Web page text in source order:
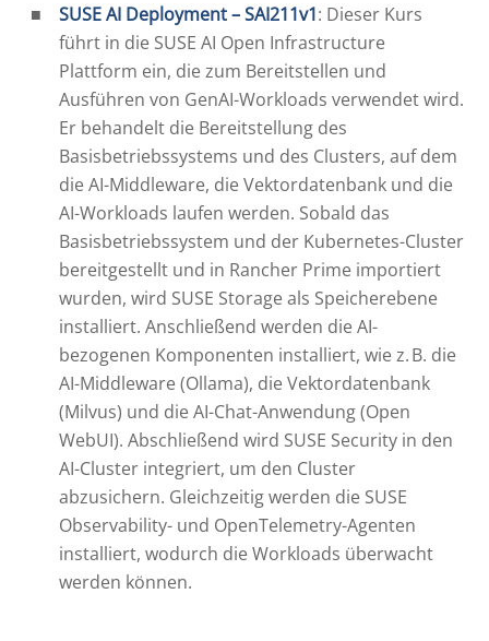
SUSE AI Deployment – SAI211v1: Dieser Kurs
führt in die SUSE AI Open Infrastructure
Plattform ein, die zum Bereitstellen und
Ausführen von GenAI-Workloads verwendet wird.
Er behandelt die Bereitstellung des
Basisbetriebssystems und des Clusters, auf dem
die AI-Middleware, die Vektordatenbank und die
AI-Workloads laufen werden. Sobald das
Basisbetriebssystem und der Kubernetes-Cluster
bereitgestellt und in Rancher Prime importiert
wurden, wird SUSE Storage als Speicherebene
installiert. Anschließend werden die AI-
bezogenen Komponenten installiert, wie z. B. die
AI-Middleware (Ollama), die Vektordatenbank
(Milvus) und die AI-Chat-Anwendung (Open
WebUI). Abschließend wird SUSE Security in den
AI-Cluster integriert, um den Cluster
abzusichern. Gleichzeitig werden die SUSE
Observability- und OpenTelemetry-Agenten
installiert, wodurch die Workloads überwacht
werden können.